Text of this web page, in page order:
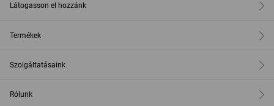
Látogasson el hozzánk
Termékek
Szolgáltatásaink
Rólunk